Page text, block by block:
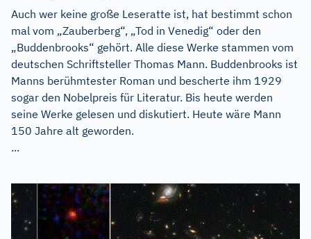
Auch wer keine große Leseratte ist, hat bestimmt schon
mal vom „Zauberberg“, „Tod in Venedig“ oder den
„Buddenbrooks“ gehört. Alle diese Werke stammen vom
deutschen Schriftsteller Thomas Mann. Buddenbrooks ist
Manns berühmtester Roman und bescherte ihm 1929
sogar den Nobelpreis für Literatur. Bis heute werden
seine Werke gelesen und diskutiert. Heute wäre Mann
150 Jahre alt geworden.
...